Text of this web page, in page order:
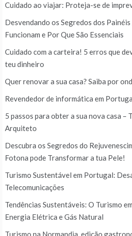
Cuidado ao viajar: Proteja-se de
Desvendando os Segredos dos
Funcionam e Por Que São Essenciais
Cuidado com a carteira! 5 erros que
teu dinheiro
Quer renovar a sua casa? Saiba por
Revendedor de informática em
5 passos para obter a sua nova casa –
Arquiteto
Descubra os Segredos do
Fotona pode Transformar a tua Pele!
Turismo Sustentável em Portugal:
Telecomunicações
Tendências Sustentáveis: O Turismo
Energia Elétrica e Gás Natural
Turismo na Normandia, edição